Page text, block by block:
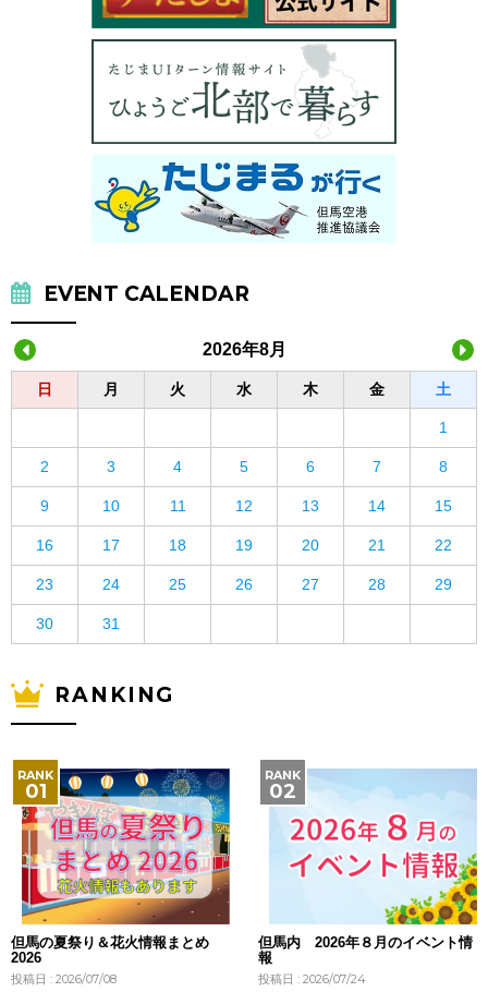
EVENT CALENDAR
2026年8月
日 月 火 水 木 金 土
1
2 3 4 5 6 7 8
9 10 11 12 13 14 15
16 17 18 19 20 21 22
23 24 25 26 27 28 29
30 31
RANKING
但馬の夏祭り＆花火情報まとめ
2026
投稿日 : 2026/07/08
但馬内 2026年８月のイベント情
報
投稿日 : 2026/07/24